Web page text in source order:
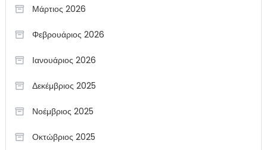
Μάρτιος 2026
Φεβρουάριος 2026
Ιανουάριος 2026
Δεκέμβριος 2025
Νοέμβριος 2025
Οκτώβριος 2025